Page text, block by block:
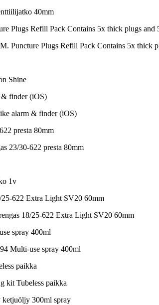
40mm
Puncture Plugs Refill Pack Contains 5x thick
Shine
alarm & finder (iOS)
23/30-622 presta 80mm
1v
18/25-622 Extra Light SV20 60mm
Multi-use spray 400ml
kit Tubeless paikka